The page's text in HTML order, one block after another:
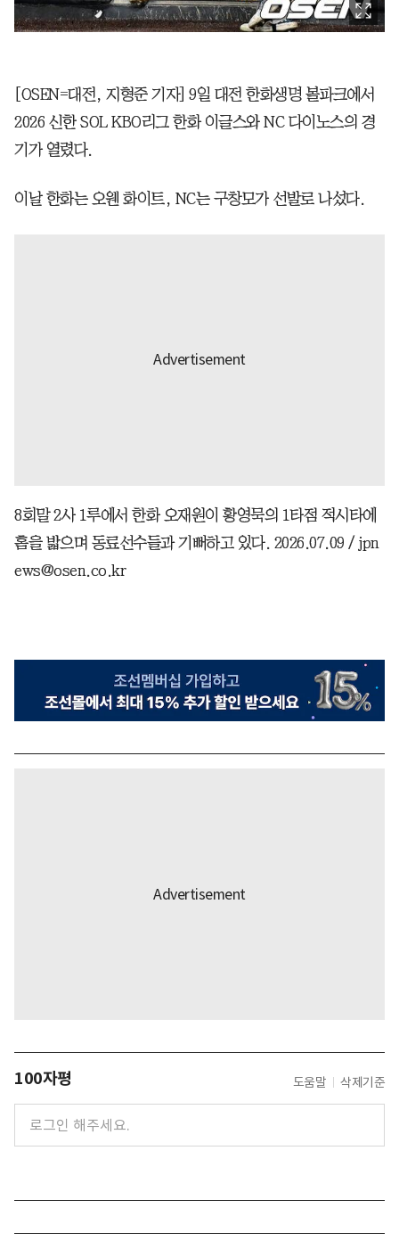
[OSEN=대전, 지형준 기자] 9일 대전 한화생명 볼파크에서
2026 신한 SOL KBO리그 한화 이글스와 NC 다이노스의 경
기가 열렸다.
이날 한화는 오웬 화이트, NC는 구창모가 선발로 나섰다.
8회말 2사 1루에서 한화 오재원이 황영묵의 1타점 적시타에
홈을 밟으며 동료선수들과 기뻐하고 있다. 2026.07.09 / jpn
ews@osen.co.kr
100자평 도움말 삭제기준